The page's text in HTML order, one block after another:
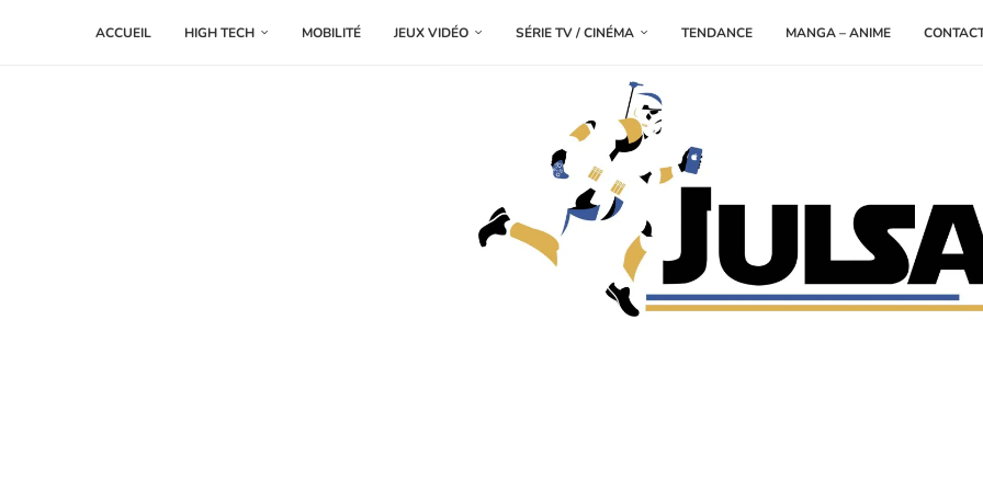
ACCUEIL HIGH TECH MOBILITÉ JEUX VIDÉO SÉRIE TV / CINÉMA TENDANCE MANGA – ANIME